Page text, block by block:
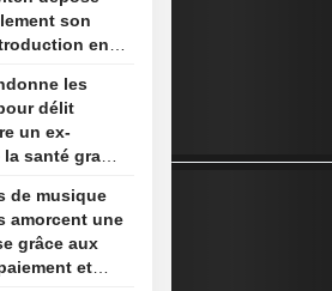
son
en
News
les
délit
un ex-
santé gracié
de musique
amorcent une
grâce aux
et